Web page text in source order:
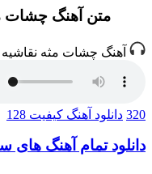
متن آهنگ چشات
آهنگ چشات مثه نقاشیه
320 دانلود آهنگ کیفیت 128
دانلود تمام آهنگ های